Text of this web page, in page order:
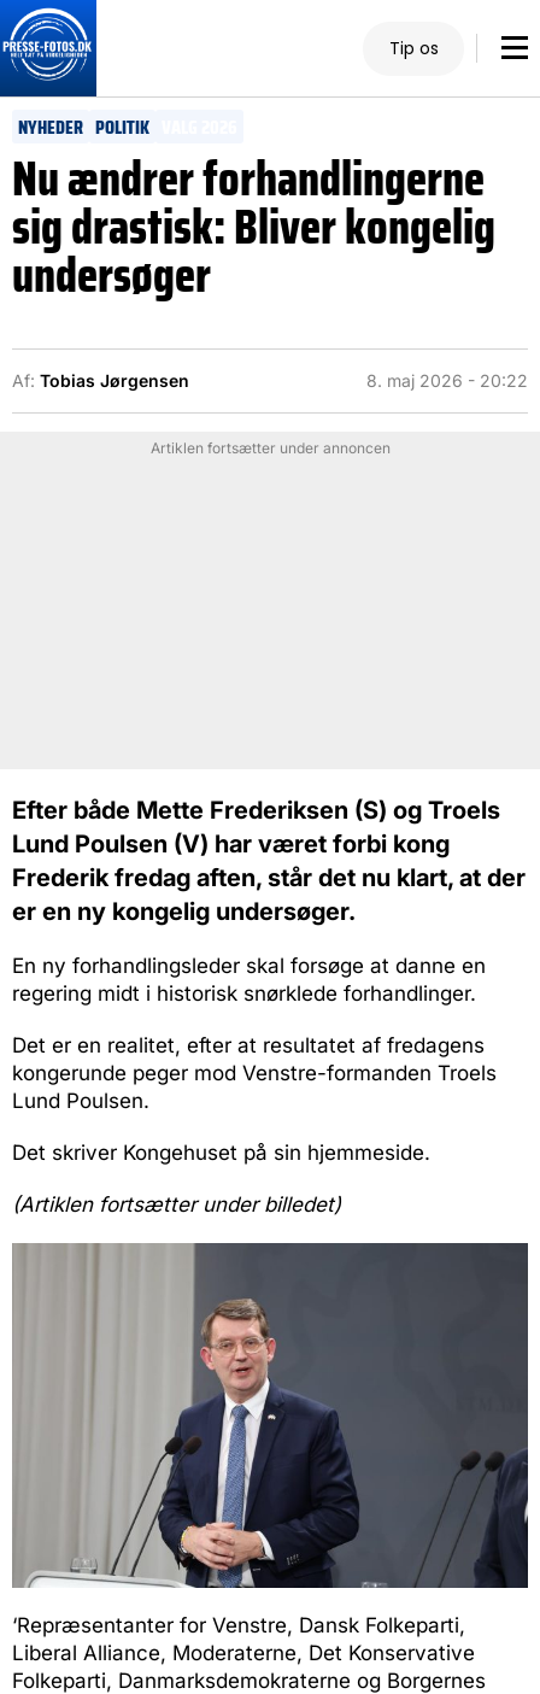
Tip os
NYHEDER POLITIK
Nu ændrer forhandlingerne
sig drastisk: Bliver kongelig
undersøger
Af: Tobias Jørgensen 8. maj 2026 - 20:22
Artiklen fortsætter under annoncen
Efter både Mette Frederiksen (S) og Troels
Lund Poulsen (V) har været forbi kong
Frederik fredag aften, står det nu klart, at der
er en ny kongelig undersøger.
En ny forhandlingsleder skal forsøge at danne en
regering midt i historisk snørklede forhandlinger.
Det er en realitet, efter at resultatet af fredagens
kongerunde peger mod Venstre-formanden Troels
Lund Poulsen.
Det skriver Kongehuset på sin hjemmeside.
(Artiklen fortsætter under billedet)
‘Repræsentanter for Venstre, Dansk Folkeparti,
Liberal Alliance, Moderaterne, Det Konservative
Folkeparti, Danmarksdemokraterne og Borgernes